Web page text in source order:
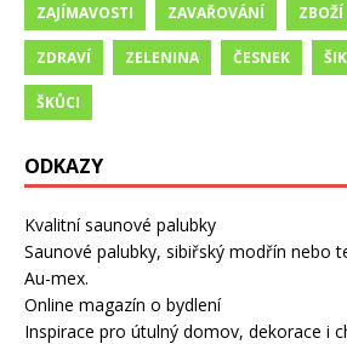
ZAJÍMAVOSTI ZAVAŘOVÁNÍ ZBOŽÍ
ZDRAVÍ ZELENINA ČESNEK
ŠKŮCI
ODKAZY
Kvalitní saunové palubky
Saunové palubky, sibiřský modřín nebo
Au-mex.
Online magazín o bydlení
Inspirace pro útulný domov, dekorace i